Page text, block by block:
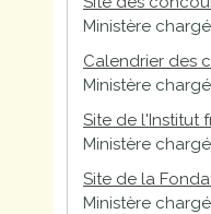
Ministère
Calendrier des
Ministère
Site de l'Institut
Ministère
Site de la
Ministère